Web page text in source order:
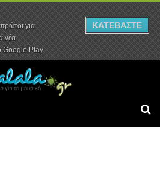
Συνεντεύξεις Ρεπορτάζ
για
νέα
Play
ΚΑΤΕΒΑΣΤΕ